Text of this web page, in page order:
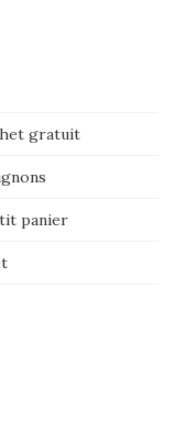
gratuit
panier